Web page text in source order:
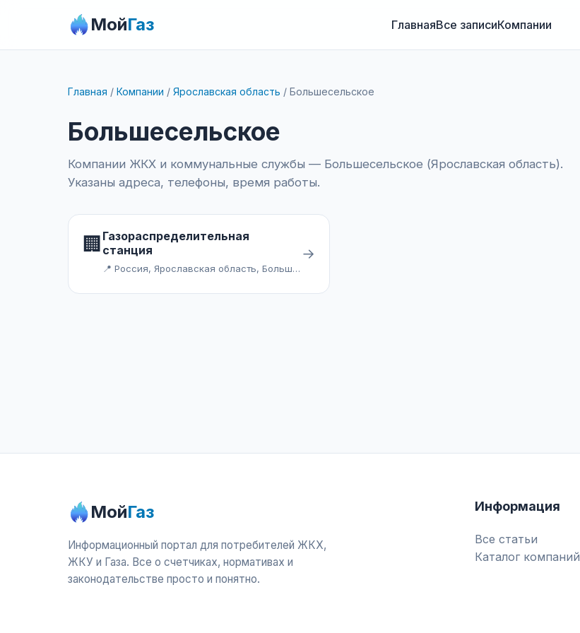
МойГаз ГлавнаяВсе записиКомпании
Главная / Компании / Ярославская область / Большесельское
Большесельское
Компании ЖКХ и коммунальные службы — Большесельское (Ярославская область).
Указаны адреса, телефоны, время работы.
🏢 Газораспределительная
станция
📍 Россия, Ярославская область, Большесельский район, Большесельское сельское поселение
→
МойГаз
Информационный портал для потребителей ЖКХ,
ЖКУ и Газа. Все о счетчиках, нормативах и
законодательстве просто и понятно.
Информация
Все статьи
Каталог компаний